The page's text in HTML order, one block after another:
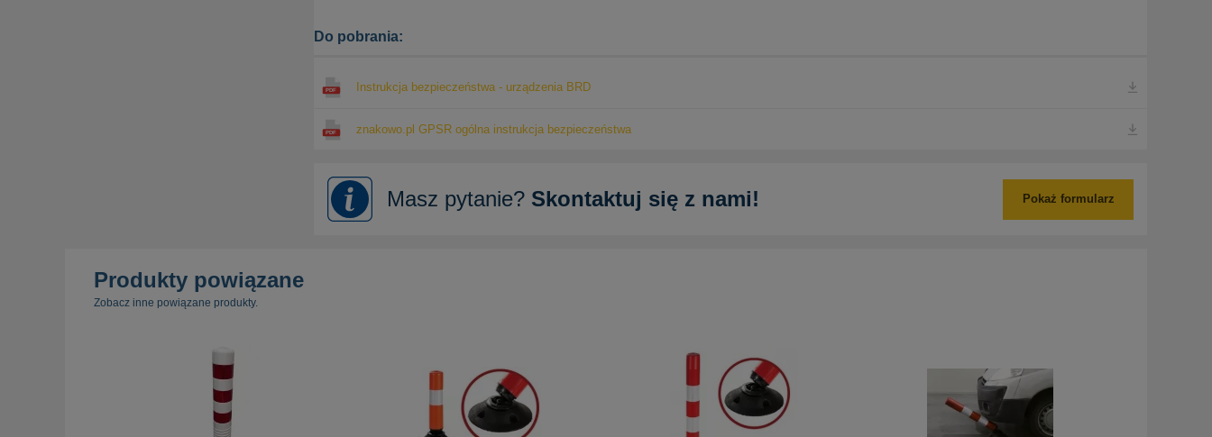
Do pobrania:
Instrukcja bezpieczeństwa - urządzenia BRD
znakowo.pl GPSR ogólna instrukcja bezpieczeństwa
Masz pytanie? Skontaktuj się z nami! Pokaż formularz
Produkty powiązane
Zobacz inne powiązane produkty.